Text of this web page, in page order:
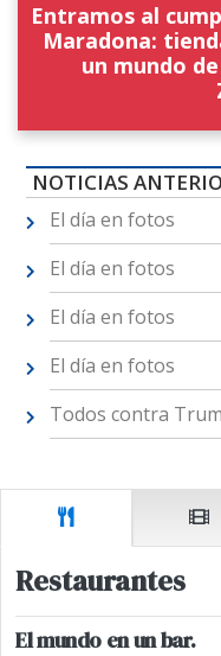
Entramos al
Maradona:
un mundo
NOTICIAS
El día en fotos
El día en fotos
El día en fotos
El día en fotos
Todos contra
Restaurantes
El mundo en un bar.